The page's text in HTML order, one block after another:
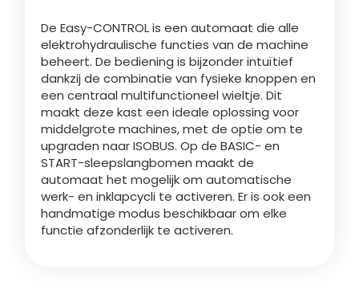
日本語
中文
Português
Türk
De Easy-CONTROL is een automaat die alle
elektrohydraulische functies van de machine
beheert. De bediening is bijzonder intuïtief
dankzij de combinatie van fysieke knoppen en
een centraal multifunctioneel wieltje. Dit
maakt deze kast een ideale oplossing voor
middelgrote machines, met de optie om te
upgraden naar ISOBUS. Op de BASIC- en
START-sleepslangbomen maakt de
automaat het mogelijk om automatische
werk- en inklapcycli te activeren. Er is ook een
handmatige modus beschikbaar om elke
functie afzonderlijk te activeren.